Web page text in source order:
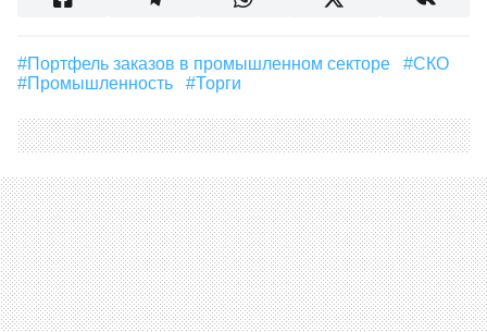
#Портфель заказов в промышленном секторе
#СКО
#промышленность
#Торги